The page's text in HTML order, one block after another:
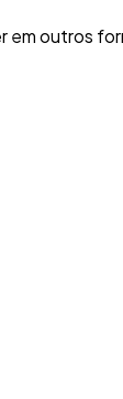
em outros